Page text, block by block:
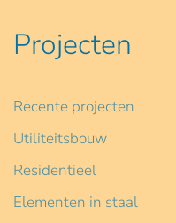
Projecten
Recente projecten
Utiliteitsbouw
Residentieel
Elementen in staal